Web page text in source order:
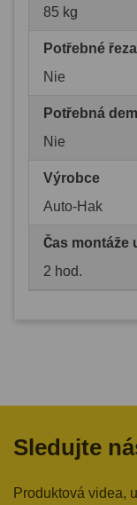
85 kg
Potřebné
Nie
Potřebná
Nie
Výrobce
Auto-Hak
Čas montáže
2 hod.
Sledujte
Produktová videa,